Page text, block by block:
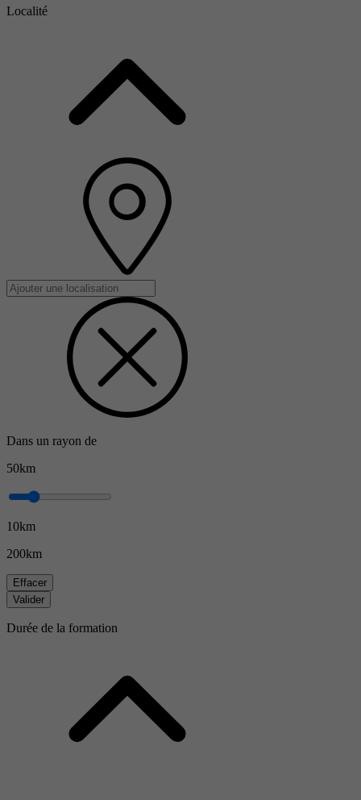
Localité
Dans un rayon de
50km
10km
200km
Effacer
Valider
Durée de la formation